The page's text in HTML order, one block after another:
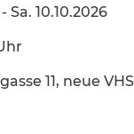
Sa. 10.10.2026
11, neue